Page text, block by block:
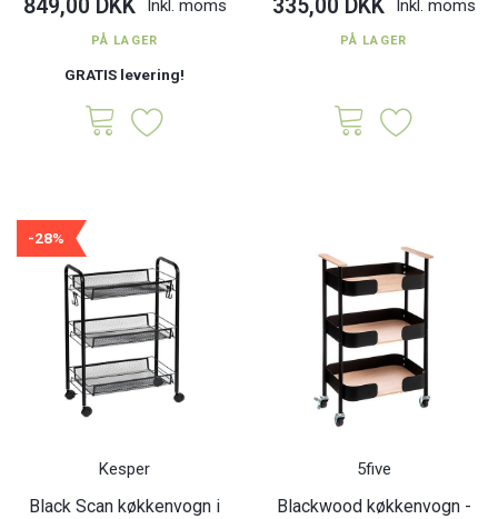
849,00 DKK Inkl. moms
PÅ LAGER
GRATIS levering!
335,00 DKK Inkl. moms
PÅ LAGER
-28%
Kesper
Black Scan køkkenvogn i
5five
Blackwood køkkenvogn -